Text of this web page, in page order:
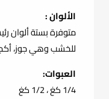
الألوان :
متوفرة بستة ألوان
للخشب وهي جوز،
العبوات:
1/4 كغ ، 1/2 كغ